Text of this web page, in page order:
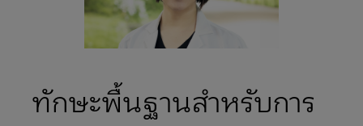
ทักษะพื้นฐานสำหรับการ